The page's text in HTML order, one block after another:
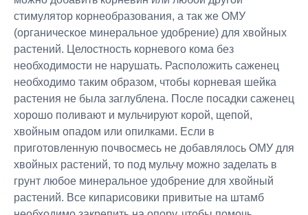
стимулятор корнеобразования, а так же ОМУ
(органическое минеральное удобрение) для хвойных
растений. Целостность корневого кома без
необходимости не нарушать. Расположить саженец
необходимо таким образом, чтобы корневая шейка
растения не была заглублена. После посадки саженец
хорошо поливают и мульчируют корой, щепой,
хвойным опадом или опилками. Если в
приготовленную почвосмесь не добавлялось ОМУ для
хвойных растений, то под мульчу можно заделать в
грунт любое минеральное удобрение для хвойный
растений. Все кипарисовики привитые на штамб